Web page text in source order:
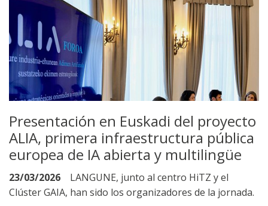
Presentación en Euskadi del proyecto
ALIA, primera infraestructura pública
europea de IA abierta y multilingüe
23/03/2026
LANGUNE, junto al centro HiTZ y el
Clúster GAIA, han sido los organizadores de la jornada.